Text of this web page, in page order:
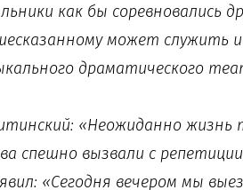
как бы соревновались
может служить
драматического
«Неожиданно жизнь
спешно вызвали с
«Сегодня вечером мы